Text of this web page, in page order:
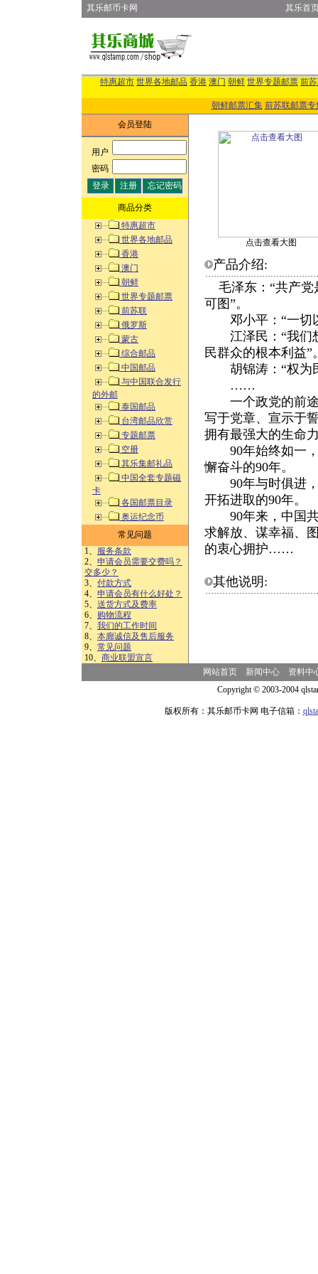
其乐邮币卡网 其乐首
特惠超市 世界各地邮品 香港 澳门 朝鲜 世界专题邮票 前
朝鲜邮票汇集 前苏联邮票专
会员登陆
用户:
密码:
商品分类
特惠超市
世界各地邮品
香港
澳门
朝鲜
世界专题邮票
前苏联
俄罗斯
蒙古
综合邮品
中国邮品
与中国联合发行
的外邮
泰国邮品
台湾邮品欣赏
专题邮票
空册
其乐集邮礼品
中国全套专题磁
卡
各国邮票目录
奥运纪念币
常见问题
1、 服务条款
2、 申请会员需要交费吗？
交多少？
3、 付款方式
4、 申请会员有什么好处？
5、 送货方式及费率
6、 购物流程
7、 我们的工作时间
8、 本廊诚信及售后服务
9、 常见问题
10、 商业联盟宣言
点击查看大图
产品介绍:
毛泽东：“共产党
可图”。
邓小平：“一切以
江泽民：“我们想
民群众的根本利益”
胡锦涛：“权为民
……
一个政党的前途
写于党章、宣示于
拥有最强大的生命
90年始终如一，
懈奋斗的90年。
90年与时俱进，
开拓进取的90年。
90年来，中国共
求解放、谋幸福、
的衷心拥护……
其他说明:
网站首页 新闻中心
资料中
Copyright © 2003-2004
版权所有：其乐邮币卡网 电子信箱：